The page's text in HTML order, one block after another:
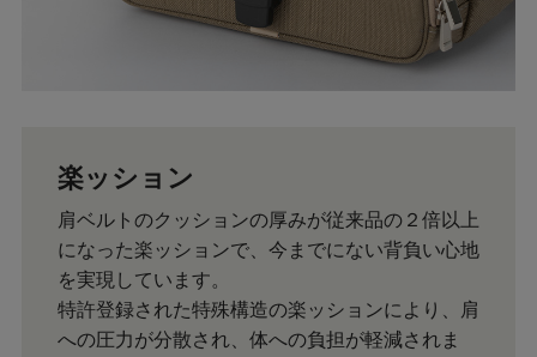
楽ッション
肩ベルトのクッションの厚みが従来品の２倍以上
になった楽ッションで、今までにない背負い心地
を実現しています。
特許登録された特殊構造の楽ッションにより、肩
への圧力が分散され、体への負担が軽減されま